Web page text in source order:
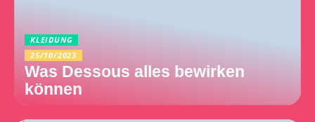
KLEIDUNG
25/10/2023
Was Dessous alles bewirken
können